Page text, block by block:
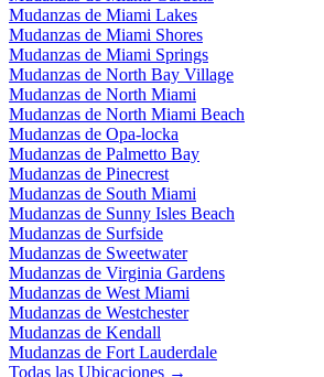
Mudanzas de Miami Lakes
Mudanzas de Miami Shores
Mudanzas de Miami Springs
Mudanzas de North Bay Village
Mudanzas de North Miami
Mudanzas de North Miami Beach
Mudanzas de Opa-locka
Mudanzas de Palmetto Bay
Mudanzas de Pinecrest
Mudanzas de South Miami
Mudanzas de Sunny Isles Beach
Mudanzas de Surfside
Mudanzas de Sweetwater
Mudanzas de Virginia Gardens
Mudanzas de West Miami
Mudanzas de Westchester
Mudanzas de Kendall
Mudanzas de Fort Lauderdale
Todas las Ubicaciones →